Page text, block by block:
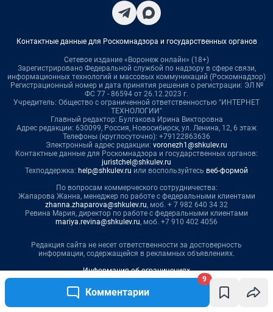
Комментарии
9
Контактные данные для Роскомнадзора и государственных органов
Сетевое издание «Воронеж онлайн» (18+)
Зарегистрировано Федеральной службой по надзору в сфере связи,
информационных технологий и массовых коммуникаций (Роскомнадзор)
Регистрационный номер и дата принятия решения о регистрации: ЭЛ №
ФС 77 - 86594 от 26.12.2023 г.
Учредитель: Общество с ограниченной ответственностью "ИНТЕРНЕТ
ТЕХНОЛОГИИ"
Главный редактор: Булгакова Ирина Викторовна
Адрес редакции: 630099, Россия, Новосибирск, ул. Ленина, 12, 6 этаж
Телефоны (круглосуточно): +79122863636
Электронный адрес редакции: voronezh1@shkulev.ru
Контактные данные для Роскомнадзора и государственных органов:
juristchel@shkulev.ru
Техподдержка: help@shkulev.ru или воспользуйтесь веб-формой
По вопросам коммерческого сотрудничества:
Жапарова Жанна, менеджер по работе с федеральными клиентами
zhanna.zhaparova@shkulev.ru, моб. + 7 982 640 34 32
Ревина Мария, директор по работе с федеральными клиентами
mariya.revina@shkulev.ru, моб. +7 910 402 4056
Редакция сайта не несет ответственности за достоверность
информации, содержащейся в рекламных объявлениях.
Информация об ограничениях
Политика использования cookies